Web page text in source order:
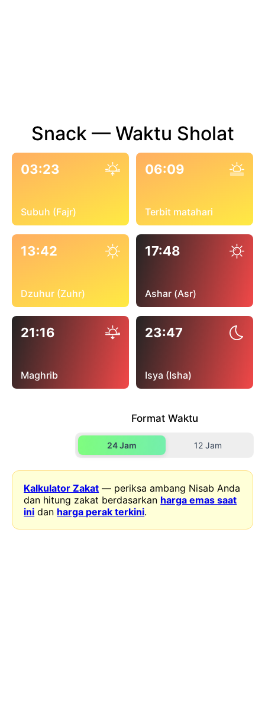
Snack — Waktu Sholat
03:23
Subuh (Fajr)
06:09
Terbit matahari
13:42
Dzuhur (Zuhr)
17:48
Ashar (Asr)
21:16
Maghrib
23:47
Isya (Isha)
Format Waktu
24 Jam 12 Jam
Kalkulator Zakat — periksa ambang Nisab Anda
dan hitung zakat berdasarkan harga emas saat
ini dan harga perak terkini.